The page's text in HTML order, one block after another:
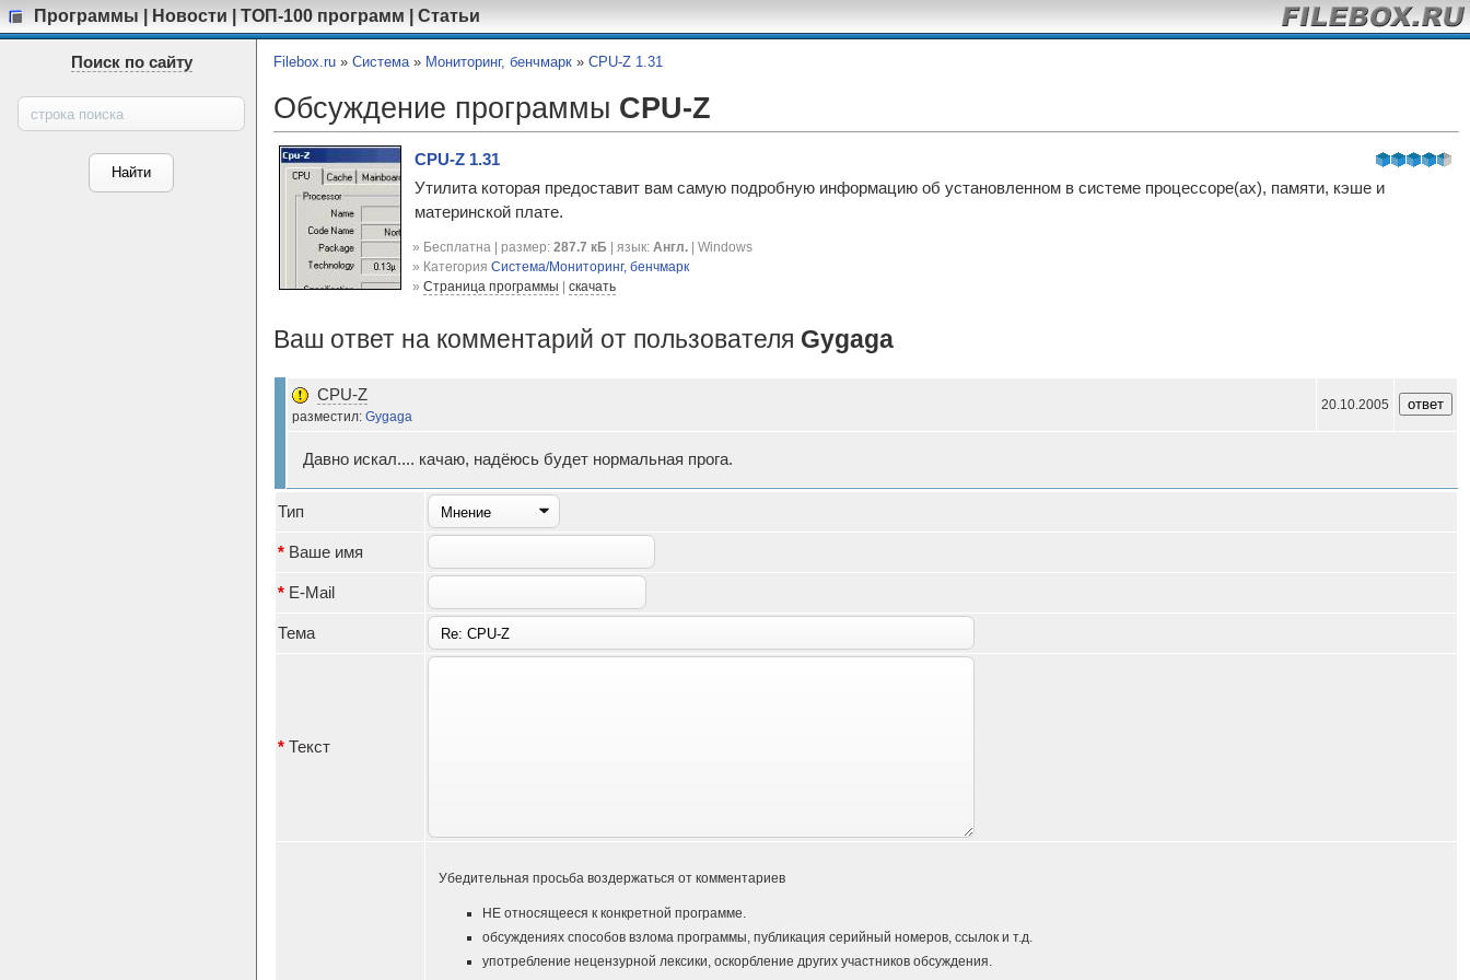
Программы Новости ТОП-100 программ Статьи
Поиск по сайту Filebox.ru » Система» Мониторинг, бенчмарк » CPU-Z 1.31
Обсуждение программы CPU-Z
CPU-Z 1.31
Утилита которая предоставит вам самую подробную информацию об установленном в системе процессоре(ах), памяти, кэше и
материнской плате.
» Бесплатна | размер: 287.7 кБ | язык: Англ. | Windows
» Категория Система/Мониторинг, бенчмарк
» Страница программы скачать
Ваш ответ на комментарий от пользователя Gygaga
CPU-Z
разместил: Gygaga
20.10.2005
Давно искал.... качаю, надёюсь будет нормальная прога.
Тип
* Ваше имя
* E-Mail
Тема
* Текст
Убедительная просьба воздержаться от комментариев
НЕ относящееся к конкретной программе.
обсуждениях способов взлома программы, публикация серийный номеров, ссылок и т.д.
употребление нецензурной лексики, оскорбление других участников обсуждения.